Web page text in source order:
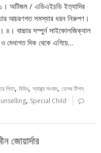
অটিজম / এডিএইচডি ইত্যাদির
আচরণগত সমস্যার ধরন নিরুপণ।
৪। বাচ্চার সম্পুর্ন সাইকোলজিক্যাল
মেধাগত দিক থেকে এগিয়ে…
পিতা,বিবিধ,স্বাস্থ্য সংবাদ,হেলথ টিপস্
, Special Child
জোয়ার্দার